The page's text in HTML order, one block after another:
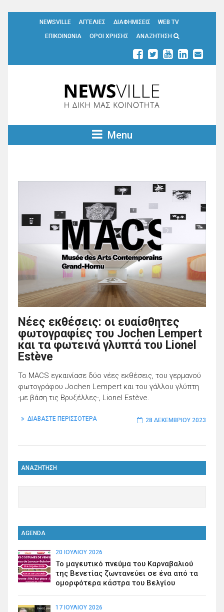
NEWSVILLE ΑΓΓΕΛΙΕΣ ΔΙΑΦΗΜΙΣΕΙΣ
WEB TV
ΕΠΙΚΟΙΝΩΝΙΑ
ΟΡΟΙ ΧΡΗΣΗΣ ΑΝΑΖΗΤΗΣΗ
Menu
Νέες εκθέσεις: οι ευαίσθητες
φωτογραφίες του Jochen Lempert
και τα φωτεινά γλυπτά του Lionel
Estève
To MACS εγκαινίασε δύο νέες εκθέσεις, του γερμανού
φωτογράφου Jochen Lempert και του γάλλου γλύπτη
-με βάση τις Βρυξέλλες-, Lionel Estève.
ΔΙΑΒΑΣΤΕ ΠΕΡΙΣΣΟΤΕΡΑ 28 ΔΕΚΕΜΒΡΊΟΥ 2023
ΑΝΑΖΗΤΗΣΗ
AGENDA
20 ΙΟΥΛΊΟΥ 2026
Το μαγευτικό πνεύμα του Καρναβαλιού
της Βενετίας ζωντανεύει σε ένα από τα
ομορφότερα κάστρα του Βελγίου
17 ΙΟΥΛΊΟΥ 2026